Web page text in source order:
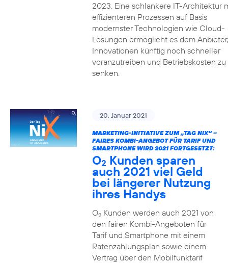
2023. Eine schlankere IT-Architektur
effizienteren Prozessen auf Basis
modernster Technologien wie Cloud-
Lösungen ermöglicht es dem Anbieter,
Innovationen künftig noch schneller
voranzutreiben und Betriebskosten zu
senken.
20. Januar 2021
MARKETING-INITIATIVE ZUM „TAG NIX“ –
FAIRES KOMBI-ANGEBOT FÜR TARIF UND
SMARTPHONE WIRD 2021 FORTGESETZT:
O2 Kunden sparen
auch 2021 viel Geld
bei längerer Nutzung
ihres Handys
O2Kunden werden auch 2021 von
den fairen Kombi-Angeboten für
Tarif und Smartphone mit einem
Ratenzahlungsplan sowie einem
Vertrag über den Mobilfunktarif